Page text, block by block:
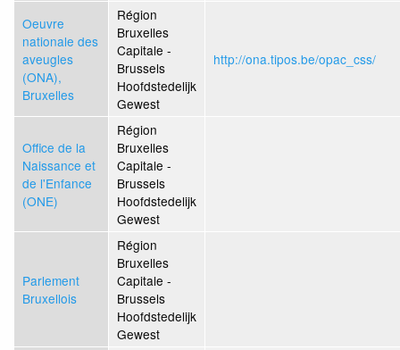
Oeuvre
nationale des
aveugles
(ONA),
Bruxelles
Région
Bruxelles
Capitale -
Brussels
Hoofdstedelijk
Gewest
http://ona.tipos.be/opac_css/
Office de la
Naissance et
de l'Enfance
(ONE)
Région
Bruxelles
Capitale -
Brussels
Hoofdstedelijk
Gewest
Parlement
Bruxellois
Région
Bruxelles
Capitale -
Brussels
Hoofdstedelijk
Gewest